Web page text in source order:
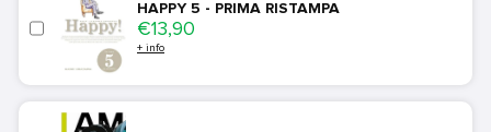
HAPPY 5 - PRIMA RISTAMPA
Price
€13,90
+ info